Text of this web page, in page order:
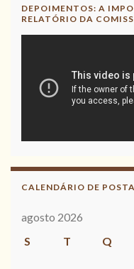
DEPOIMENTOS: A
RELATÓRIO DA
CALENDÁRIO DE
agosto 2026
S
T Q